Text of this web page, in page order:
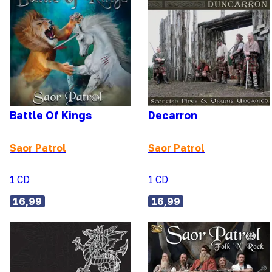
Battle Of Kings
Saor Patrol
1 CD
16,99
Decarron
Saor Patrol
1 CD
16,99